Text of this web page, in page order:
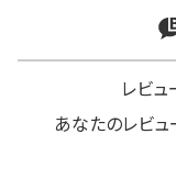
レビュ
あなたのレビュ